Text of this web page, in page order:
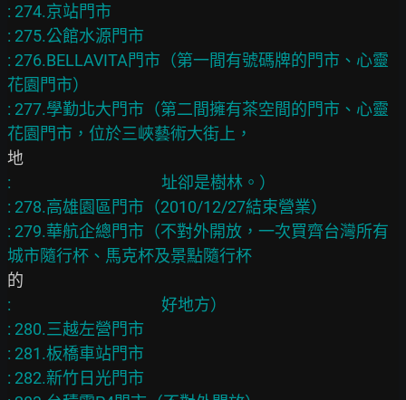
: 274.京站門市
: 275.公館水源門市
: 276.BELLAVITA門市（第一間有號碼牌的門市、心靈
花園門市）
: 277.學勤北大門市（第二間擁有茶空間的門市、心靈
: 　　　　　　　　　址卻是樹林。）
: 278.高雄園區門市（2010/12/27結束營業）
: 279.華航企總門市（不對外開放，一次買齊台灣所有
: 　　　　　　　　　好地方）
: 280.三越左營門市
: 281.板橋車站門市
: 282.新竹日光門市